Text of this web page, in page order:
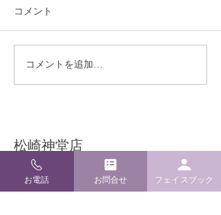
熊本地震により被災され
た皆様へ
コメント
コメントを追加…
​松崎神堂店
〒920-0909 石川県金沢市袋町4-24
TEL / FAX
076-262-6022
お電話 お問合せ フェイスブック